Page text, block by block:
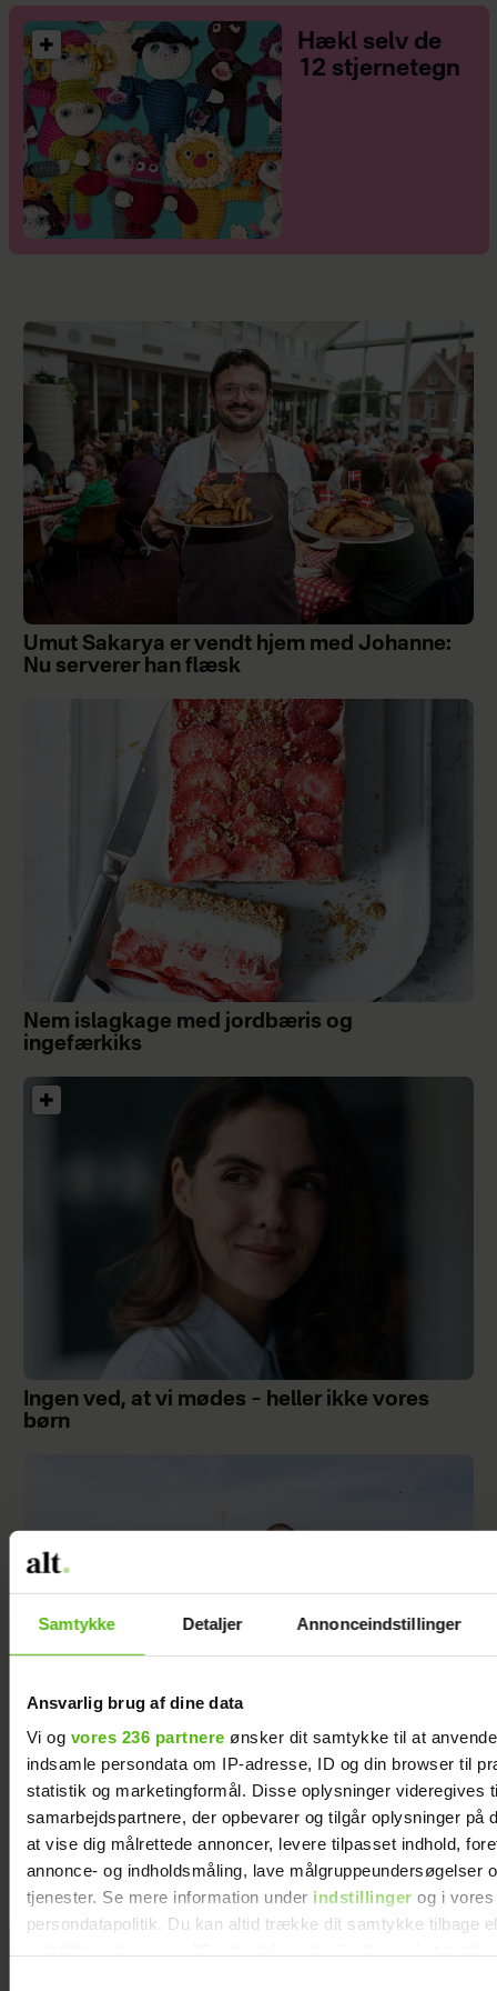
Samtykke Detaljer Annonceindstillinger
Ansvarlig brug af dine data
Vi og vores 236 partnere ønsker dit samtykke til at
indsamle persondata om IP-adresse, ID og din browser til
statistik og marketingformål. Disse oplysninger videregives
samarbejdspartnere, der opbevarer og tilgår oplysninger på
at vise dig målrettede annoncer, levere tilpasset indhold,
annonce- og indholdsmåling, lave målgruppeundersøgelser
tjenester. Se mere information under indstillinger og i vores
persondatapolitik. Du kan altid trække dit samtykke tilbage
Hækl selv de
12 stjernetegn
Umut Sakarya er vendt hjem med Johanne:
Nu serverer han flæsk
Nem islagkage med jordbæris og
ingefærkiks
Ingen ved, at vi mødes – heller ikke vores
børn
Rasmus afslører stor forandring efter
"Landmand søger kærlighed": Har fundet sig
selv
Jeg valgte at